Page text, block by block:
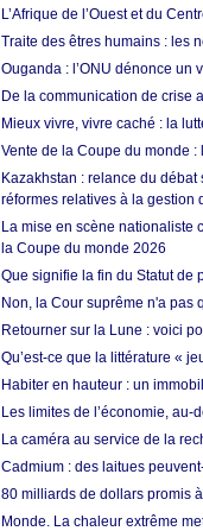
L’Afrique de l’Ouest et du
Traite des êtres humains : les
Ouganda : l’ONU dénonce un
De la communication de crise
Mieux vivre, vivre caché : la
Vente de la Coupe du monde :
Kazakhstan : relance du
réformes relatives à la gestion
La mise en scène nationaliste
la Coupe du monde 2026
Que signifie la fin du Statut de
Non, la Cour suprême n'a
Retourner sur la Lune : voici
Qu’est-ce que la littérature «
Habiter en hauteur : un
Les limites de l’économie, au-
La caméra au service de la
Cadmium : des laitues
80 milliards de dollars promis
Monde. La chaleur extrême